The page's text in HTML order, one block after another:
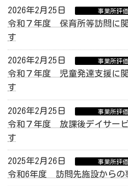
2026年2月25日 事業所評価
令和７年度 保育所等訪問に
す
2026年2月25日 事業所評価
令和７年度 児童発達支援に
す
2026年2月25日 事業所評価
令和７年度 放課後デイサー
す
2025年2月26日 事業所評価
令和6年度 訪問先施設からの